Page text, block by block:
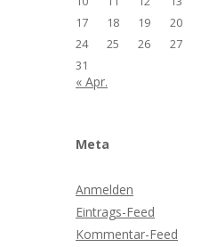
17
18 19 20
24
25 26 27
31
« Apr.
Meta
Anmelden
Eintrags-Feed
Kommentar-Feed